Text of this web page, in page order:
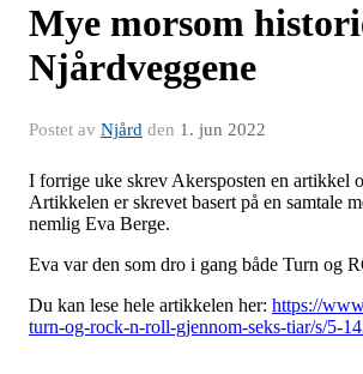
Mye morsom
Njårdveggene
Postet av Njård den 1. jun 2022
I forrige uke skrev Akersposten en artikkel
Artikkelen er skrevet basert på en samtale
nemlig Eva Berge.
Eva var den som dro i gang både Turn og
Du kan lese hele artikkelen her: https://
turn-og-rock-n-roll-gjennom-seks-tiar/s/5-